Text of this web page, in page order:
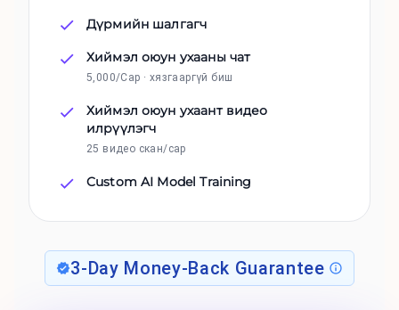
Дүрмийн шалгагч
Хиймэл оюун ухааны чат
5,000/Сар · хязгааргүй биш
Хиймэл оюун ухаант видео
илрүүлэгч
25 видео скан/сар
Custom AI Model Training
3-Day Money-Back Guarantee